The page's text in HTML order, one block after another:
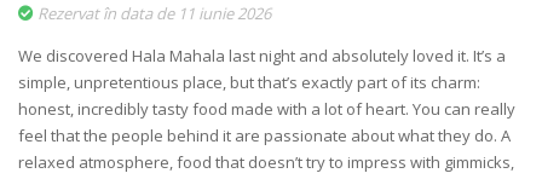
Rezervat în data de 11 iunie 2026
We discovered Hala Mahala last night and absolutely loved it. It’s a
simple, unpretentious place, but that’s exactly part of its charm:
honest, incredibly tasty food made with a lot of heart. You can really
feel that the people behind it are passionate about what they do. A
relaxed atmosphere, food that doesn’t try to impress with gimmicks,